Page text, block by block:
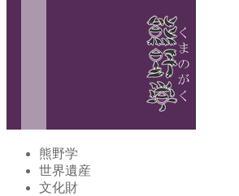
熊野学
世界遺産
文化財